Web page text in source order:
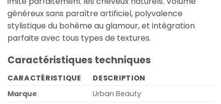
généreux sans paraître artificiel, polyvalence
stylistique du bohème au glamour, et intégration
parfaite avec tous types de textures.
Caractéristiques techniques
CARACTÉRISTIQUE
DESCRIPTION
Marque
Urban Beauty